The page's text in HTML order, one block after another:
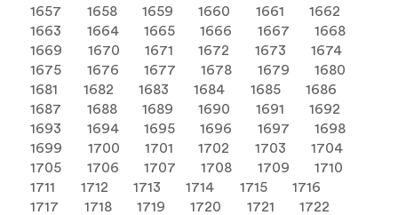
1657
1658 1659 1660 1661
1662
1663
1664 1665 1666 1667
1668
1669
1670 1671 1672 1673
1674
1675
1676 1677 1678 1679
1680
1681
1682 1683 1684 1685
1686
1687
1688 1689 1690 1691
1692
1693
1694 1695 1696 1697
1698
1699
1700 1701 1702 1703
1704
1705
1706 1707 1708 1709
1710
1711
1712 1713 1714 1715
1716
1717
1718 1719 1720 1721
1722